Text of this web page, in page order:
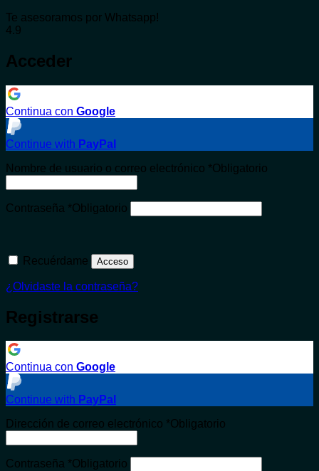
Te asesoramos por Whatsapp!
4.9
Acceder
Continua con Google
Continue with PayPal
Nombre de usuario o correo electrónico *Obligatorio
Contraseña *Obligatorio
Recuérdame Acceso
¿Olvidaste la contraseña?
Registrarse
Continua con Google
Continue with PayPal
Dirección de correo electrónico *Obligatorio
Contraseña *Obligatorio